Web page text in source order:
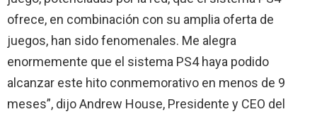
ofrece, en combinación con su amplia oferta de
juegos, han sido fenomenales. Me alegra
enormemente que el sistema PS4 haya podido
alcanzar este hito conmemorativo en menos de 9
meses”, dijo Andrew House, Presidente y CEO del